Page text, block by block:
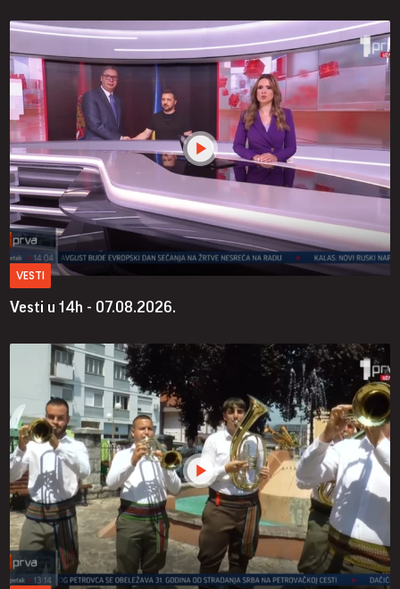
VESTI
Vesti u 14h - 07.08.2026.